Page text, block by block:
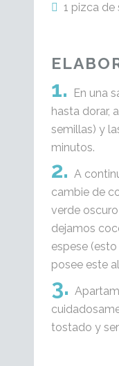
1 pizca de
En una
hasta dorar,
semillas) y
minutos.
A
cambie de
verde
dejamos
espese
posee este
tostado y